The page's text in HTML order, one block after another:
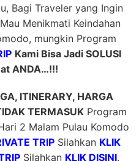
Bagi Traveler yang Ingin
Menikmati Keindahan
mungkin Program
Kami Bisa Jadi SOLUSI
ANDA…!!!
ITINERARY, HARGA
TERMASUKProgram
2 Malam Pulau Komodo
TRIPSilahkan KLIK
Silahkan KLIK DISINI.